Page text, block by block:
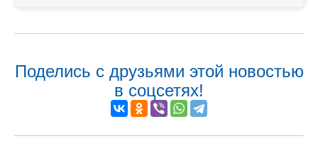
Поделись с друзьями этой новостью
в соцсетях!